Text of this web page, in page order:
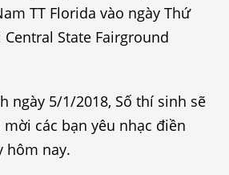
TT Florida vào ngày Thứ
State Fairground
ngày 5/1/2018, Số thí sinh sẽ
các bạn yêu nhạc điền
hôm nay.